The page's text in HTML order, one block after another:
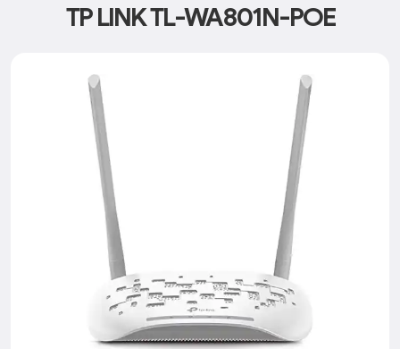
TP LINK TL-WA801N-POE